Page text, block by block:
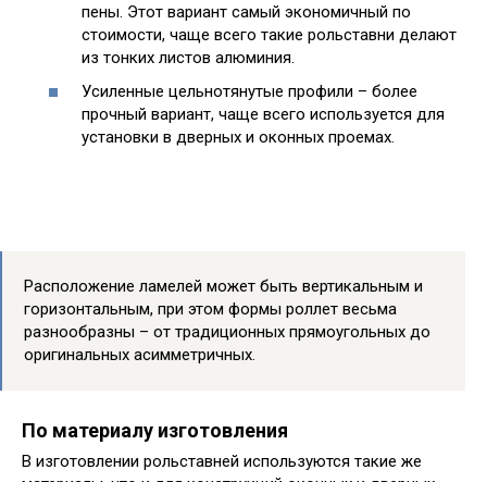
пены. Этот вариант самый экономичный по
стоимости, чаще всего такие рольставни делают
из тонких листов алюминия.
Усиленные цельнотянутые профили – более
прочный вариант, чаще всего используется для
установки в дверных и оконных проемах.
Расположение ламелей может быть вертикальным и
горизонтальным, при этом формы роллет весьма
разнообразны – от традиционных прямоугольных до
оригинальных асимметричных.
По материалу изготовления
В изготовлении рольставней используются такие же